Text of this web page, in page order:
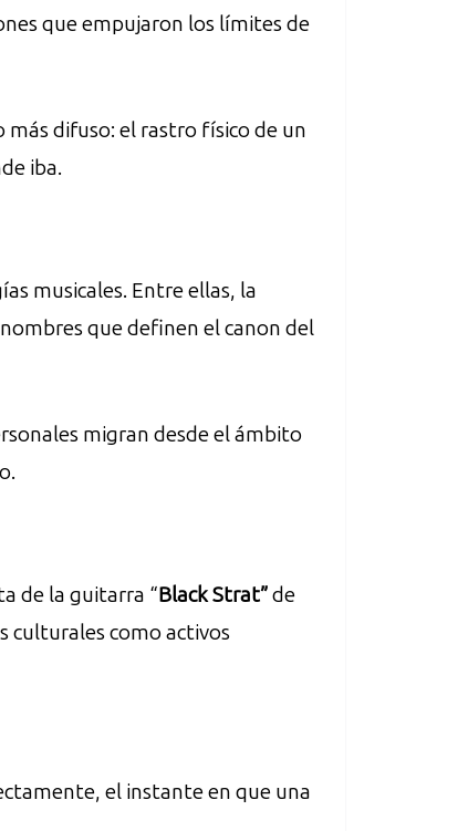
que empujaron los límites de
difuso: el rastro físico de un
iba.
musicales. Entre ellas, la
que definen el canon del
migran desde el ámbito
de la guitarra “Black Strat”de
culturales como activos
el instante en que una